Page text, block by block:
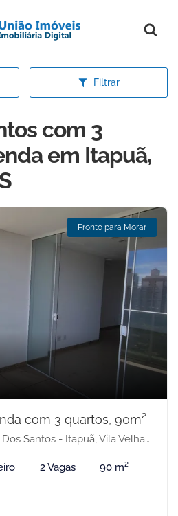
inicial
Filtrar
com 3
em Itapuã,
Pronto para Morar
com 3 quartos, 90m²
Santos - Itapuã, Vila Velha-ES
2 Vagas 90 m²